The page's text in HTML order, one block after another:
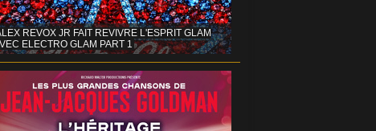
REVOX JR FAIT REVIVRE L'ESPRIT GLAM
ELECTRO GLAM PART 1